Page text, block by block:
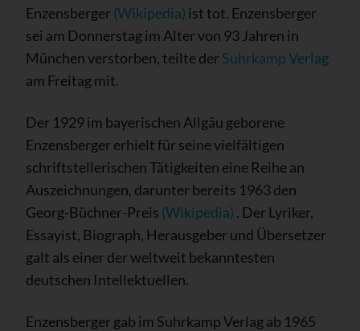
Enzensberger(Wikipedia) ist tot. Enzensberger
sei am Donnerstag im Alter von 93 Jahren in
München verstorben, teilte derSuhrkamp Verlag
am Freitag mit.
Der 1929 im bayerischen Allgäu geborene
Enzensberger erhielt für seine vielfältigen
schriftstellerischen Tätigkeiten eine Reihe an
Auszeichnungen, darunter bereits 1963 den
Georg-Büchner-Preis (Wikipedia) . Der Lyriker,
Essayist, Biograph, Herausgeber und Übersetzer
galt als einer der weltweit bekanntesten
deutschen Intellektuellen.
Enzensberger gab im Suhrkamp Verlag ab 1965